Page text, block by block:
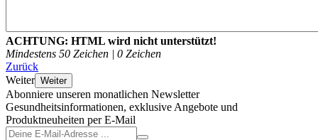
ACHTUNG: HTML wird nicht unterstützt!
Mindestens 50 Zeichen | 0 Zeichen
Zurück
Weiter Weiter
Abonniere unseren monatlichen Newsletter
Gesundheitsinformationen, exklusive Angebote und
Produktneuheiten per E-Mail